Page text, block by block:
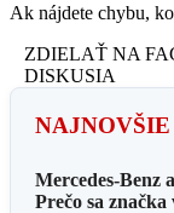
Ak nájdete chybu,
ZDIELAŤ NA
DISKUSIA
Mercedes-Benz
Prečo sa